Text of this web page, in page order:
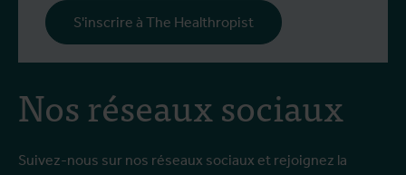
Nos réseaux sociaux
Suivez-nous sur nos réseaux sociaux et rejoignez la
S'inscrire à The Healthropist